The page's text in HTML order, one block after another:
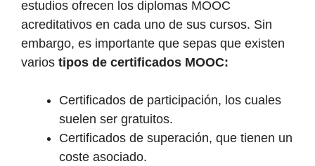
estudios ofrecen los diplomas MOOC
acreditativos en cada uno de sus cursos. Sin
embargo, es importante que sepas que existen
varios tipos de certificados MOOC:
Certificados de participación, los cuales
suelen ser gratuitos.
Certificados de superación, que tienen un
coste asociado.